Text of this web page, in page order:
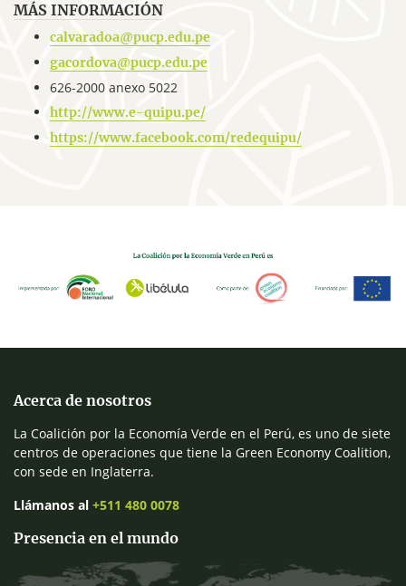
MÁS INFORMACIÓN
calvaradoa@pucp.edu.pe
gacordova@pucp.edu.pe
626-2000 anexo 5022
http://www.e-quipu.pe/
https://www.facebook.com/redequipu/
Acerca de nosotros
La Coalición por la Economía Verde en el Perú, es uno de siete
centros de operaciones que tiene la Green Economy Coalition,
con sede en Inglaterra.
Llámanos al +511 480 0078
Presencia en el mundo